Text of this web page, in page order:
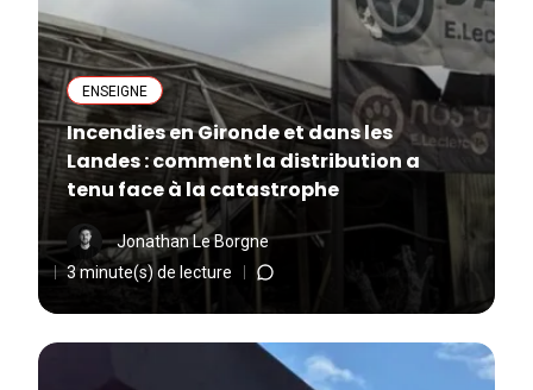
ENSEIGNE
Incendies en Gironde et dans les
Landes : comment la distribution a
tenu face à la catastrophe
Jonathan Le Borgne
3 minute(s) de lecture